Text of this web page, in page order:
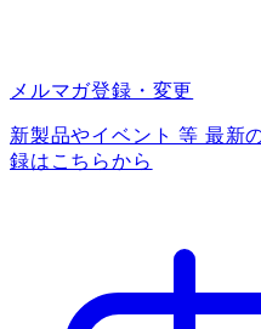
メルマガ登録・変更
新製品やイベント 等 最新
録はこちらから